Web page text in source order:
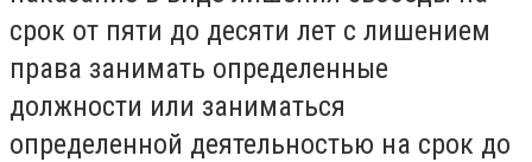
срок от пяти до десяти лет с лишением
права занимать определенные
должности или заниматься
определенной деятельностью на срок до